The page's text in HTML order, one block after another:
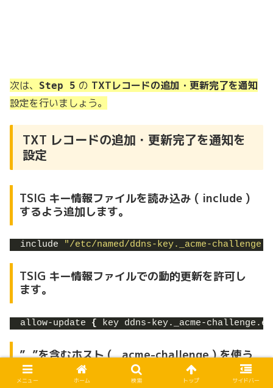
次は、 Step 5 の TXTレコードの追加・更新完了を通知
設定を行いましょう。
TXT レコードの追加・更新完了を通知を
設定
TSIG キー情報ファイルを読み込み ( include )
するよう追加します。
include "/etc/named/ddns-key._acme-
TSIG キー情報ファイルでの動的更新を許可し
ます。
allow-update { key ddns-key._acme-
”_”を含むホスト ( _acme-challenge ) を使う
ため、オプションを変更します。
メニュー ホーム 検索 トップ サイドバー